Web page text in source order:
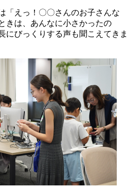
「えっ！〇〇さんのお子さんな
きは、あんなに小さかったの
にびっくりする声も聞こえてきま